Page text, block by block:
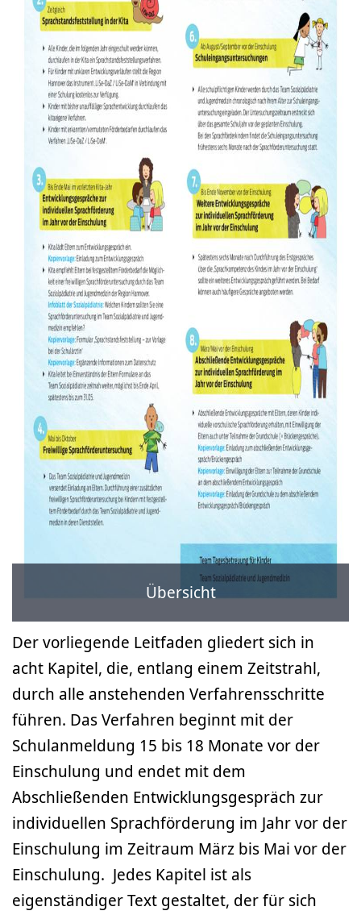
Übersicht
Der vorliegende Leitfaden gliedert sich in
acht Kapitel, die, entlang einem Zeitstrahl,
durch alle anstehenden Verfahrensschritte
führen. Das Verfahren beginnt mit der
Schulanmeldung 15 bis 18 Monate vor der
Einschulung und endet mit dem
Abschließenden Entwicklungsgespräch zur
individuellen Sprachförderung im Jahr vor der
Einschulung im Zeitraum März bis Mai vor der
Einschulung. Jedes Kapitel ist als
eigenständiger Text gestaltet, der für sich